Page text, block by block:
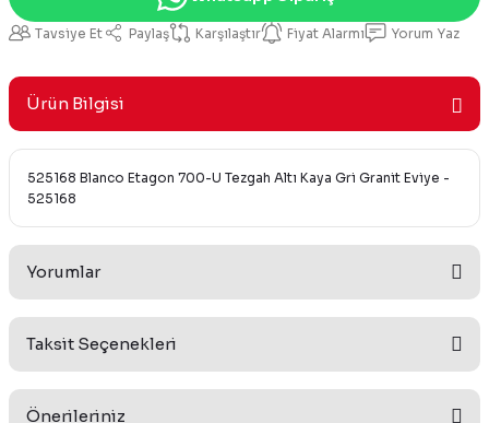
Tavsiye Et Paylaş Karşılaştır Fiyat Alarmı Yorum Yaz
Ürün Bilgisi
525168 Blanco Etagon 700-U Tezgah Altı Kaya Gri Granit Eviye -
525168
Yorumlar
Taksit Seçenekleri
Önerileriniz